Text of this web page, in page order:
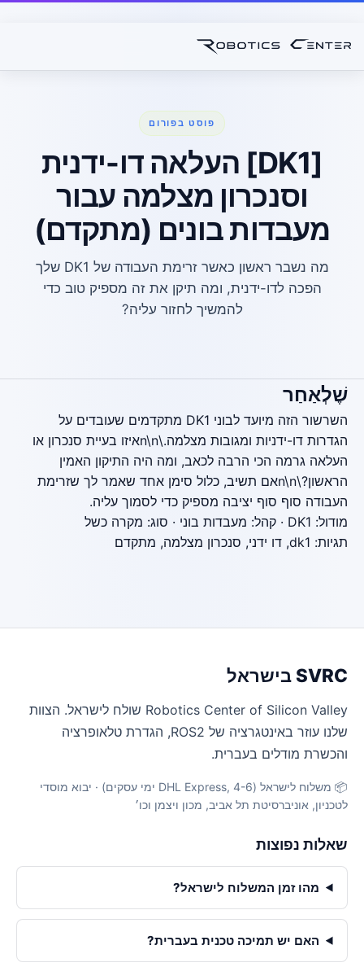
פוסט בפורום
[DK1] העלאה דו-ידנית
וסנכרון מצלמה עבור
מעבדות בונים (מתקדם)
מה נשבר ראשון כאשר זרימת העבודה של DK1 שלך
הפכה לדו-ידנית, ומה תיקן את זה מספיק טוב כדי
להמשיך לחזור עליה?
שֶׁלְאַחַר
השרשור הזה מיועד לבוני DK1 מתקדמים שעובדים על
הגדרות דו-ידניות ומגובות מצלמה.\n\nאיזו בעיית סנכרון או
העלאה גרמה הכי הרבה לכאב, ומה היה התיקון האמין
הראשון?\n\nאם תשיב, כלול סימן אחד שאמר לך שזרימת
העבודה סוף סוף יציבה מספיק כדי לסמוך עליה.
מודול: DK1 · קהל: מעבדות בוני · סוג: מקרה כשל
תגיות: dk1, דו ידני, סנכרון מצלמה, מתקדם
SVRC בישראל
Robotics Center of Silicon Valley שולח לישראל. הצוות
שלנו עוזר באינטגרציה של ROS2, הגדרת טלאופרציה
והכשרת מודלים בעברית.
📦 משלוח לישראל (DHL Express, 4-6 ימי עסקים) · יבוא מוסדי
לטכניון, אוניברסיטת תל אביב, מכון ויצמן וכו׳
שאלות נפוצות
מהו זמן המשלוח לישראל?
האם יש תמיכה טכנית בעברית?